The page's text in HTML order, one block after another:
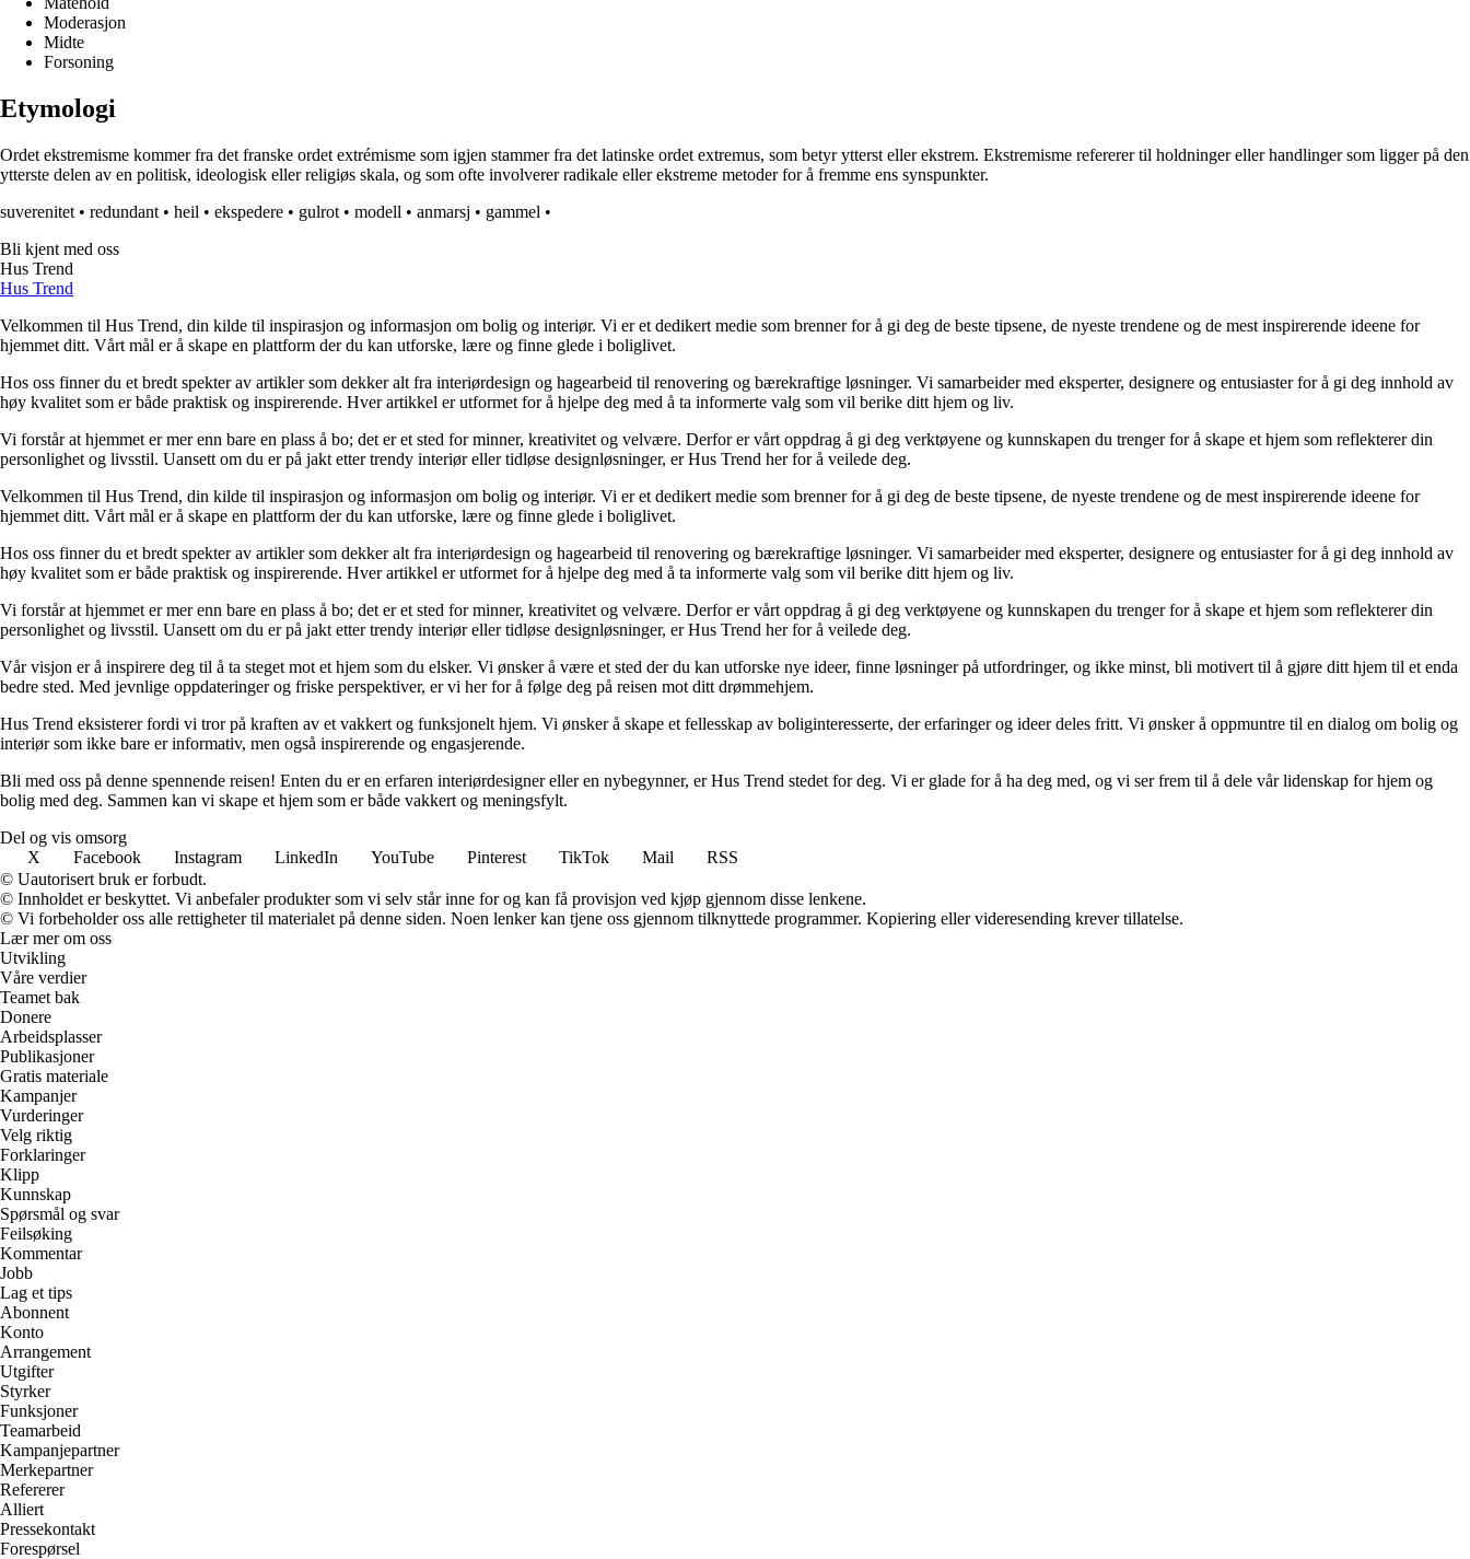
Moderasjon
Midte
Forsoning
Etymologi
Ordet ekstremisme kommer fra det franske ordet extrémisme som igjen stammer fra det latinske ordet extremus, som betyr ytterst eller ekstrem. Ekstremisme refererer til holdninger eller handlinger som ligger på den
ytterste delen av en politisk, ideologisk eller religiøs skala, og som ofte involverer radikale eller ekstreme metoder for å fremme ens synspunkter.
suverenitet • redundant • heil • ekspedere • gulrot • modell • anmarsj • gammel •
Bli kjent med oss
Hus Trend
Hus Trend
Velkommen til Hus Trend, din kilde til inspirasjon og informasjon om bolig og interiør. Vi er et dedikert medie som brenner for å gi deg de beste tipsene, de nyeste trendene og de mest inspirerende ideene for
hjemmet ditt. Vårt mål er å skape en plattform der du kan utforske, lære og finne glede i boliglivet.
Hos oss finner du et bredt spekter av artikler som dekker alt fra interiørdesign og hagearbeid til renovering og bærekraftige løsninger. Vi samarbeider med eksperter, designere og entusiaster for å gi deg innhold av
høy kvalitet som er både praktisk og inspirerende. Hver artikkel er utformet for å hjelpe deg med å ta informerte valg som vil berike ditt hjem og liv.
Vi forstår at hjemmet er mer enn bare en plass å bo; det er et sted for minner, kreativitet og velvære. Derfor er vårt oppdrag å gi deg verktøyene og kunnskapen du trenger for å skape et hjem som reflekterer din
personlighet og livsstil. Uansett om du er på jakt etter trendy interiør eller tidløse designløsninger, er Hus Trend her for å veilede deg.
Velkommen til Hus Trend, din kilde til inspirasjon og informasjon om bolig og interiør. Vi er et dedikert medie som brenner for å gi deg de beste tipsene, de nyeste trendene og de mest inspirerende ideene for
hjemmet ditt. Vårt mål er å skape en plattform der du kan utforske, lære og finne glede i boliglivet.
Hos oss finner du et bredt spekter av artikler som dekker alt fra interiørdesign og hagearbeid til renovering og bærekraftige løsninger. Vi samarbeider med eksperter, designere og entusiaster for å gi deg innhold av
høy kvalitet som er både praktisk og inspirerende. Hver artikkel er utformet for å hjelpe deg med å ta informerte valg som vil berike ditt hjem og liv.
Vi forstår at hjemmet er mer enn bare en plass å bo; det er et sted for minner, kreativitet og velvære. Derfor er vårt oppdrag å gi deg verktøyene og kunnskapen du trenger for å skape et hjem som reflekterer din
personlighet og livsstil. Uansett om du er på jakt etter trendy interiør eller tidløse designløsninger, er Hus Trend her for å veilede deg.
Vår visjon er å inspirere deg til å ta steget mot et hjem som du elsker. Vi ønsker å være et sted der du kan utforske nye ideer, finne løsninger på utfordringer, og ikke minst, bli motivert til å gjøre ditt hjem til et enda
bedre sted. Med jevnlige oppdateringer og friske perspektiver, er vi her for å følge deg på reisen mot ditt drømmehjem.
Hus Trend eksisterer fordi vi tror på kraften av et vakkert og funksjonelt hjem. Vi ønsker å skape et fellesskap av boliginteresserte, der erfaringer og ideer deles fritt. Vi ønsker å oppmuntre til en dialog om bolig og
interiør som ikke bare er informativ, men også inspirerende og engasjerende.
Bli med oss på denne spennende reisen! Enten du er en erfaren interiørdesigner eller en nybegynner, er Hus Trend stedet for deg. Vi er glade for å ha deg med, og vi ser frem til å dele vår lidenskap for hjem og
bolig med deg. Sammen kan vi skape et hjem som er både vakkert og meningsfylt.
Del og vis omsorg
X
Facebook Instagram LinkedIn YouTube Pinterest TikTok Mail
RSS
© Uautorisert bruk er forbudt.
© Innholdet er beskyttet. Vi anbefaler produkter som vi selv står inne for og kan få provisjon ved kjøp gjennom disse lenkene.
© Vi forbeholder oss alle rettigheter til materialet på denne siden. Noen lenker kan tjene oss gjennom tilknyttede programmer. Kopiering eller videresending krever tillatelse.
Lær mer om oss
Utvikling
Våre verdier
Teamet bak
Donere
Arbeidsplasser
Publikasjoner
Gratis materiale
Kampanjer
Vurderinger
Velg riktig
Forklaringer
Klipp
Kunnskap
Spørsmål og svar
Feilsøking
Kommentar
Jobb
Lag et tips
Abonnent
Konto
Arrangement
Utgifter
Styrker
Funksjoner
Teamarbeid
Kampanjepartner
Merkepartner
Refererer
Alliert
Pressekontakt
Forespørsel